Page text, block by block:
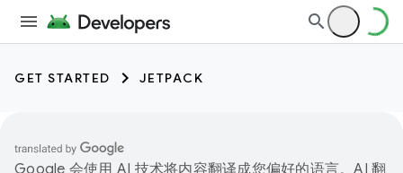
GET STARTED JETPACK
Google 会使用 AI 技术将内容翻译成您偏好的语言。AI 翻